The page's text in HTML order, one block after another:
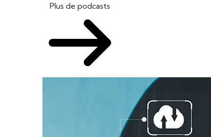
Plus de podcasts